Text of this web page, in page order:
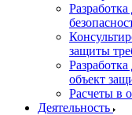
защиты
объект
Расчеты в
Деятельность